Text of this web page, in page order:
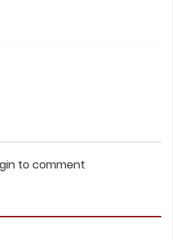
to comment